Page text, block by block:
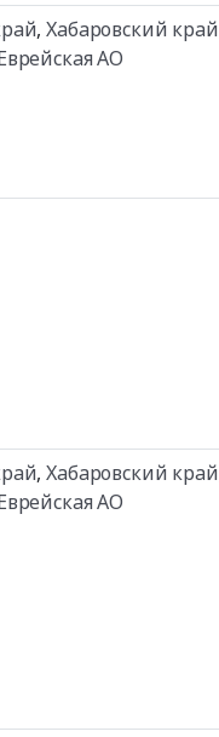
,Хабаровский край
АО
,Хабаровский край
АО